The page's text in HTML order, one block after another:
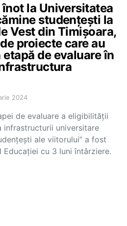
înot la Universitatea
studențești la
Vest din Timișoara,
proiecte care au
de evaluare în
2024
de evaluare a eligibilității
infrastructurii universitare
ale viitorului” a fost
cu 3 luni întârziere.